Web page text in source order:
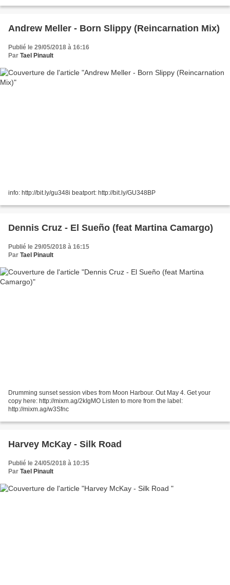
Andrew Meller - Born Slippy (Reincarnation Mix)
Publié le 29/05/2018 à 16:16
Par Tael Pinault
info: http://bit.ly/gu348i beatport: http://bit.ly/GU348BP
Dennis Cruz - El Sueño (feat Martina Camargo)
Publié le 29/05/2018 à 16:15
Par Tael Pinault
Drumming sunset session vibes from Moon Harbour. Out May 4. Get your
copy here: http://mixm.ag/2kIgMO Listen to more from the label:
http://mixm.ag/w3Sfnc
Harvey McKay - Silk Road
Publié le 24/05/2018 à 10:35
Par Tael Pinault